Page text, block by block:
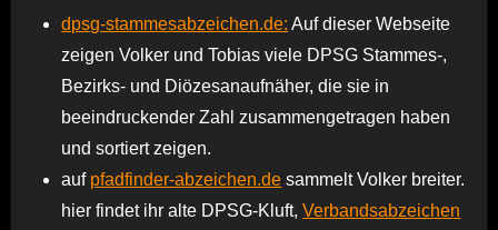
dpsg-stammesabzeichen.de: Auf dieser Webseite
zeigen Volker und Tobias viele DPSG Stammes-,
Bezirks- und Diözesanaufnäher, die sie in
beeindruckender Zahl zusammengetragen haben
und sortiert zeigen.
auf pfadfinder-abzeichen.de sammelt Volker breiter.
hier findet ihr alte DPSG-Kluft,Verbandsabzeichen